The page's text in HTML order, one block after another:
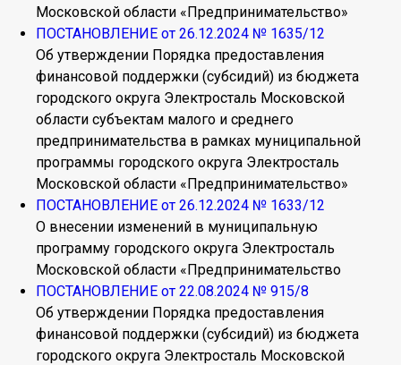
Московской области «Предпринимательство»
ПОСТАНОВЛЕНИЕ от 26.12.2024 № 1635/12
Об утверждении Порядка предоставления
финансовой поддержки (субсидий) из бюджета
городского округа Электросталь Московской
области субъектам малого и среднего
предпринимательства в рамках муниципальной
программы городского округа Электросталь
Московской области «Предпринимательство»
ПОСТАНОВЛЕНИЕ от 26.12.2024 № 1633/12
О внесении изменений в муниципальную
программу городского округа Электросталь
Московской области «Предпринимательство
ПОСТАНОВЛЕНИЕ от 22.08.2024 № 915/8
Об утверждении Порядка предоставления
финансовой поддержки (субсидий) из бюджета
городского округа Электросталь Московской